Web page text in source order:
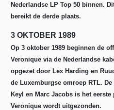
Nederlandse LP Top 50 binnen.
bereikt de derde plaats.
3 OKTOBER 1989
Op 3 oktober 1989 beginnen de
Veronique via de Nederlandse
opgezet door Lex Harding en
de Luxemburgse omroep RTL.
Keyl en Marc Jacobs is het
Veronique wordt uitgezonden.